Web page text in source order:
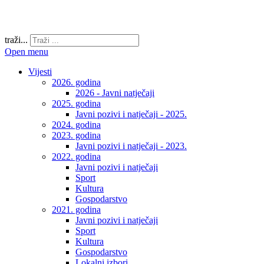
traži...
Open menu
Vijesti
2026. godina
2026 - Javni natječaji
2025. godina
Javni pozivi i natječaji - 2025.
2024. godina
2023. godina
Javni pozivi i natječaji - 2023.
2022. godina
Javni pozivi i natječaji
Sport
Kultura
Gospodarstvo
2021. godina
Javni pozivi i natječaji
Sport
Kultura
Gospodarstvo